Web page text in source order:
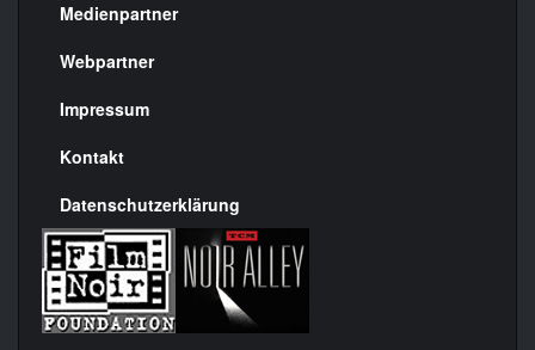
Menülinks
rechte
Seite
Medienpartner
Webpartner
Impressum
Kontakt
Datenschutzerklärung